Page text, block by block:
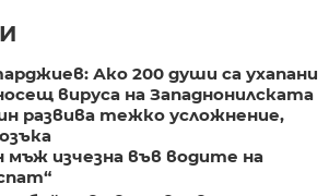
Ако 200 души са ухапани
вируса на Западнонилската
развива тежко усложнение,
мъж изчезна във водите на